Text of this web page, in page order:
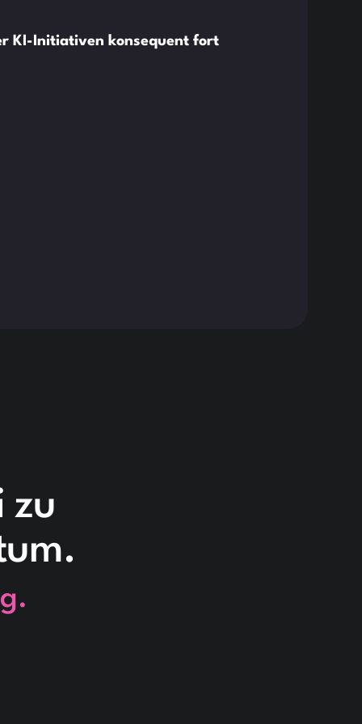
KI-Initiativen konsequent fort
zu